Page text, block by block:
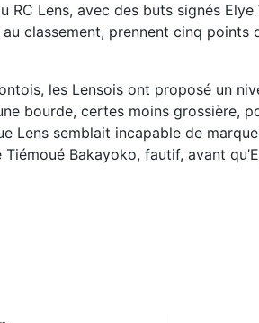
RC Lens, avec des buts signés
classement, prennent cinq points
les Lensois ont proposé un
bourde, certes moins grossière,
Lens semblait incapable de
Bakayoko, fautif, avant